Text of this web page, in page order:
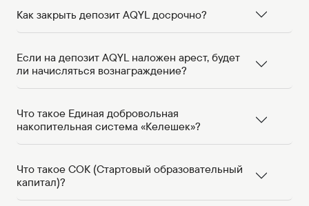
Как закрыть депозит AQYL досрочно?
Если на депозит AQYL наложен арест, будет
ли начисляться вознаграждение?
Что такое Единая добровольная
накопительная система «Келешек»?
Что такое СОК (Стартовый образовательный
капитал)?